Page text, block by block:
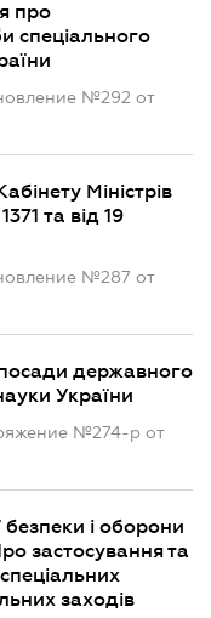
про
спеціального
№292 от
Міністрів
та від 19
№287 от
державного
України
№274-р от
і оборони
застосування та
заходів